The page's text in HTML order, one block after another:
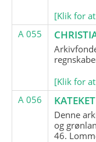
[Klik for
A 055
[Klik for
A 056
Denne
og
46.